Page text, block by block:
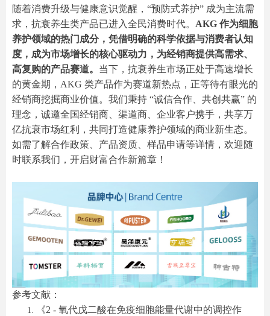
随着消费升级与健康意识觉醒，“预防式养护” 成为主流需
求，抗衰养生类产品已进入全民消费时代。 AKG 作为细胞
养护领域的热门成分，凭借明确的科学依据与消费者认知
度，成为市场增长的核心驱动力，为经销商提供高需求、
高复购的产品赛道。 当下，抗衰养生市场正处于高速增长
的黄金期，AKG 类产品作为赛道新热点，正等待有眼光的
经销商挖掘商业价值。我们秉持 “诚信合作、共创共赢” 的
理念，诚邀全国经销商、渠道商、企业客户携手，共享万
亿抗衰市场红利，共同打造健康养护领域的商业新生态。
如需了解合作政策、产品资质、样品申请等详情，欢迎随
时联系我们，开启财富合作新篇章！
参考文献：
《2 - 氧代戊二酸在免疫细胞能量代谢中的调控作